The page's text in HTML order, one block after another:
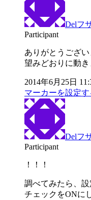
Delフ
Participant
ありがとうござい
望みどおりに動き
2014年6月25日
マーカーを設定
Delフ
Participant
！！！
調べてみたら、
チェックをONに